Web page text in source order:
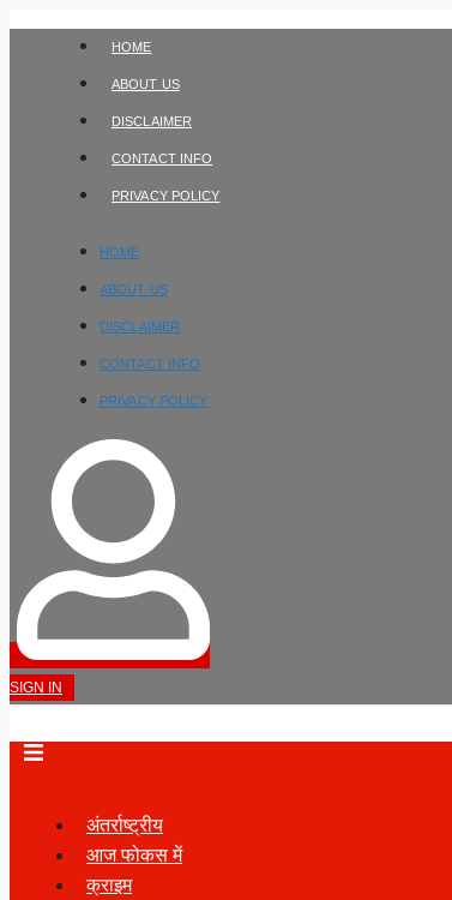
HOME
ABOUT US
DISCLAIMER
CONTACT INFO
PRIVACY POLICY
HOME
ABOUT US
DISCLAIMER
CONTACT INFO
PRIVACY POLICY
SIGN IN
अंतर्राष्ट्रीय
आज फोकस में
क्राइम